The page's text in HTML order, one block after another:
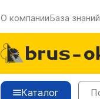
О компанииБаза знаний
Каталог